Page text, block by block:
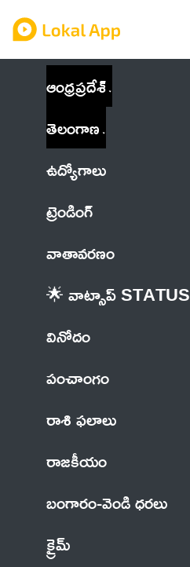
ఆంధ్రప్రదేశ్
తెలంగాణ
ఉద్యోగాలు
ట్రెండింగ్
వాతావరణం
🌟 వాట్సాప్ STATUS
వినోదం
పంచాంగం
రాశి ఫలాలు
రాజకీయం
బంగారం-వెండి ధరలు
క్రైమ్